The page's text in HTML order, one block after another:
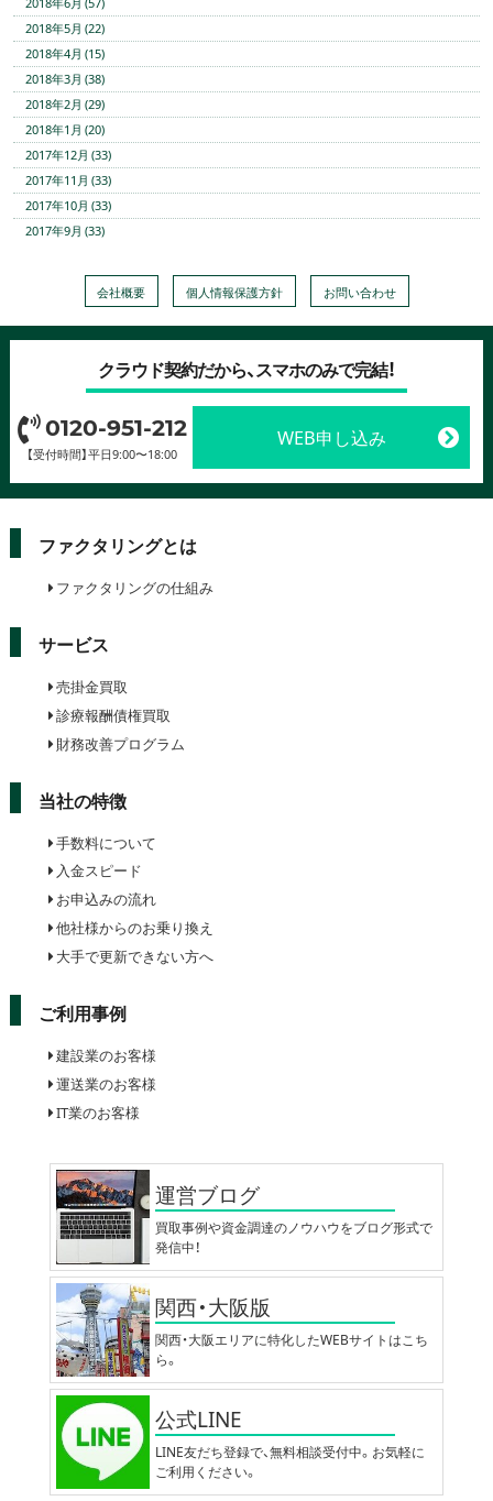
2018年5月 (22)
2018年4月 (15)
2018年3月 (38)
2018年2月 (29)
2018年1月 (20)
2017年12月 (33)
2017年11月 (33)
2017年10月 (33)
2017年9月 (33)
会社概要 個人情報保護方針 お問い合わせ
クラウド契約だから、スマホのみで完結！
0120-951-212
【受付時間】平日9:00〜18:00
WEB申し込み
ファクタリングとは
ファクタリングの仕組み
サービス
売掛金買取
診療報酬債権買取
財務改善プログラム
当社の特徴
手数料について
入金スピード
お申込みの流れ
他社様からのお乗り換え
大手で更新できない方へ
ご利用事例
建設業のお客様
運送業のお客様
IT業のお客様
運営ブログ
買取事例や資金調達のノウハウをブログ形式で
発信中！
関西・大阪版
関西・大阪エリアに特化したWEBサイトはこち
ら。
公式LINE
LINE友だち登録で、無料相談受付中。お気軽に
ご利用ください。